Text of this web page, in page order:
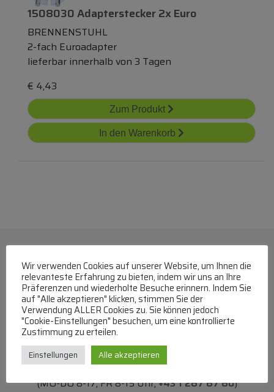
1508030 Adapterstecker 2x Euro
BRENNENSTUHL
2-fach Euroadapter
lieferbar innerhalb von 3 Tagen
€ 4,43
Zum Produkt
In den Warenkorb
WhatsApp
Mit WhatsApp Kontakt mit dem Service Team
aufnehmen
(MO-DO 8-17, FR 8-15 Uhr,+43 1 267 67 60)
Wir verwenden Cookies auf unserer Website, um Ihnen die
relevanteste Erfahrung zu bieten, indem wir uns an Ihre
Präferenzen und wiederholte Besuche erinnern. Indem Sie
auf "Alle akzeptieren" klicken, stimmen Sie der
Verwendung ALLER Cookies zu. Sie können jedoch
"Cookie-Einstellungen" besuchen, um eine kontrollierte
Zustimmung zu erteilen.
Einstellungen Alle akzeptieren